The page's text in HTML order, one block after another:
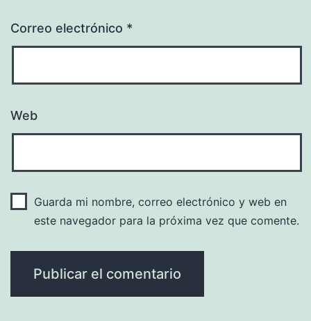
Correo electrónico *
Web
Guarda mi nombre, correo electrónico y web en
este navegador para la próxima vez que comente.